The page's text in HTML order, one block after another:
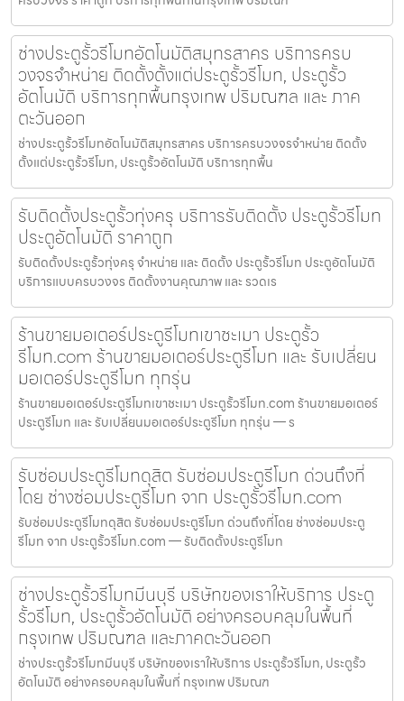
ช่างประตูรั้วรีโมทอัตโนมัติสมุทรสาคร บริการครบ
วงจรจำหน่าย ติดตั้งตั้งแต่ประตูรั้วรีโมท, ประตูรั้ว
อัตโนมัติ บริการทุกพื้นกรุงเทพ ปริมณฑล และ ภาค
ตะวันออก
ช่างประตูรั้วรีโมทอัตโนมัติสมุทรสาคร บริการครบวงจรจำหน่าย ติดตั้ง
ตั้งแต่ประตูรั้วรีโมท, ประตูรั้วอัตโนมัติ บริการทุกพื้น
รับติดตั้งประตูรั้วทุ่งครุ บริการรับติดตั้ง ประตูรั้วรีโมท
ประตูอัตโนมัติ ราคาถูก
รับติดตั้งประตูรั้วทุ่งครุ จำหน่าย และ ติดตั้ง ประตูรั้วรีโมท ประตูอัตโนมัติ
บริการแบบครบวงจร ติดตั้งงานคุณภาพ และ รวดเร
ร้านขายมอเตอร์ประตูรีโมทเขาชะเมา ประตูรั้ว
รีโมท.com ร้านขายมอเตอร์ประตูรีโมท และ รับเปลี่ยน
มอเตอร์ประตูรีโมท ทุกรุ่น
ร้านขายมอเตอร์ประตูรีโมทเขาชะเมา ประตูรั้วรีโมท.com ร้านขายมอเตอร์
ประตูรีโมท และ รับเปลี่ยนมอเตอร์ประตูรีโมท ทุกรุ่น — ร
รับซ่อมประตูรีโมทดุสิต รับซ่อมประตูรีโมท ด่วนถึงที่
โดย ช่างซ่อมประตูรีโมท จาก ประตูรั้วรีโมท.com
รับซ่อมประตูรีโมทดุสิต รับซ่อมประตูรีโมท ด่วนถึงที่โดย ช่างซ่อมประตู
รีโมท จาก ประตูรั้วรีโมท.com — รับติดตั้งประตูรีโมท
ช่างประตูรั้วรีโมทมีนบุรี บริษัทของเราให้บริการ ประตู
รั้วรีโมท, ประตูรั้วอัตโนมัติ อย่างครอบคลุมในพื้นที่
กรุงเทพ ปริมณฑล และภาคตะวันออก
ช่างประตูรั้วรีโมทมีนบุรี บริษัทของเราให้บริการ ประตูรั้วรีโมท, ประตูรั้ว
อัตโนมัติ อย่างครอบคลุมในพื้นที่ กรุงเทพ ปริมณฑ